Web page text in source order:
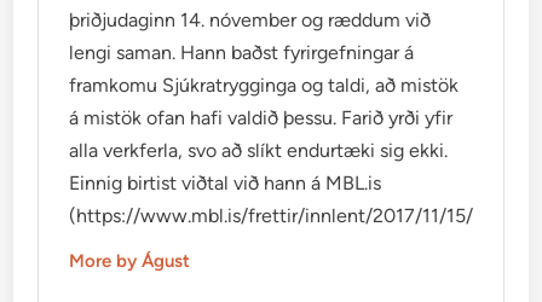
þriðjudaginn 14. nóvember og ræddum við
lengi saman. Hann baðst fyrirgefningar á
framkomu Sjúkratrygginga og taldi, að mistök
á mistök ofan hafi valdið þessu. Farið yrði yfir
alla verkferla, svo að slíkt endurtæki sig ekki.
Einnig birtist viðtal við hann á MBL.is
(https://www.mbl.is/frettir/innlent/2017/11/15/
More by Águst